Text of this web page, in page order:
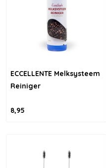
ECCELLENTE Melksysteem
Reiniger
8,95